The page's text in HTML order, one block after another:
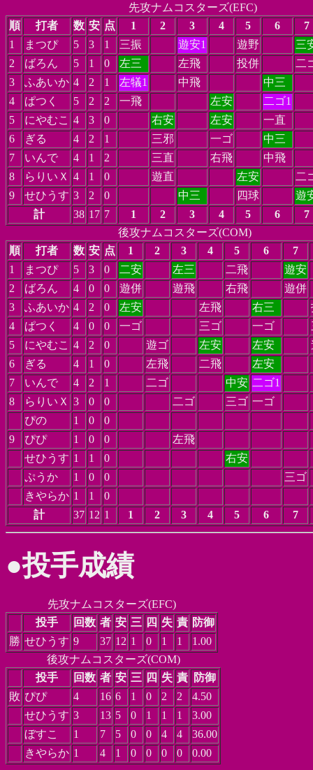
先攻ナムコスターズ(EFC)
順
打者 数 安 点 1 2 3 4 5 6
7
1
まつぴ 5 3 1 三振 遊安1 遊野
三
2
ばろん 5 1 0 左三 左飛 投併
二
3
ふあいか 4 2 1 左犠1 中飛
中三
4
ぱつく 5 2 2 一飛 左安
二ゴ1
5
にやむこ 4 3 0 右安 左安
一直
6
ぎる 4 2 1 三邪 一ゴ
中三
7
いんで 4 1 2 三直 右飛
中飛
8
らりいＸ 4 1 0 遊直 左安
二
9
せひうす 3 2 0 中三 四球
遊
計
38 17 7 1 2 3 4 5 6
7
後攻ナムコスターズ(COM)
順
打者 数 安 点 1 2 3 4 5 6
7
1
まつぴ 5 3 0 二安 左三 二飛
遊安
2
ばろん 4 0 0 遊併 遊飛 右飛
遊併
3
ふあいか 4 2 0 左安 左飛 右三
4
ぱつく 4 0 0 一ゴ 三ゴ 一ゴ
5
にやむこ 4 2 0 遊ゴ 左安 左安
6
ぎる 4 1 0 左飛 二飛
左安
7
いんで 4 2 1 二ゴ 中安 二ゴ1
8
らりいＸ 3 0 0 二ゴ 三ゴ 一ゴ
ぴの
1 0
0
9
ぴぴ 1 0 0
左飛
せひうす 1 1 0
右安
ぷうか
1 0 0
三ゴ
きやらか 1 1
0
計
37 12 1 1 2 3 4 5 6 7
●投手成績
先攻ナムコスターズ(EFC)
投手
回数 者 安 三 四 失 責 防御
勝 せひうす 9 37 12 1 0 1 1
1.00
後攻ナムコスターズ(COM)
投手
回数 者 安 三 四 失 責
防御
敗 ぴぴ 4 16 6 1 0 2 2
4.50
せひうす 3 13 5 0 1 1 1
3.00
ぼすこ
1 7 5 0 0 4 4
36.00
きやらか 1 4 1 0 0 0 0 0.00